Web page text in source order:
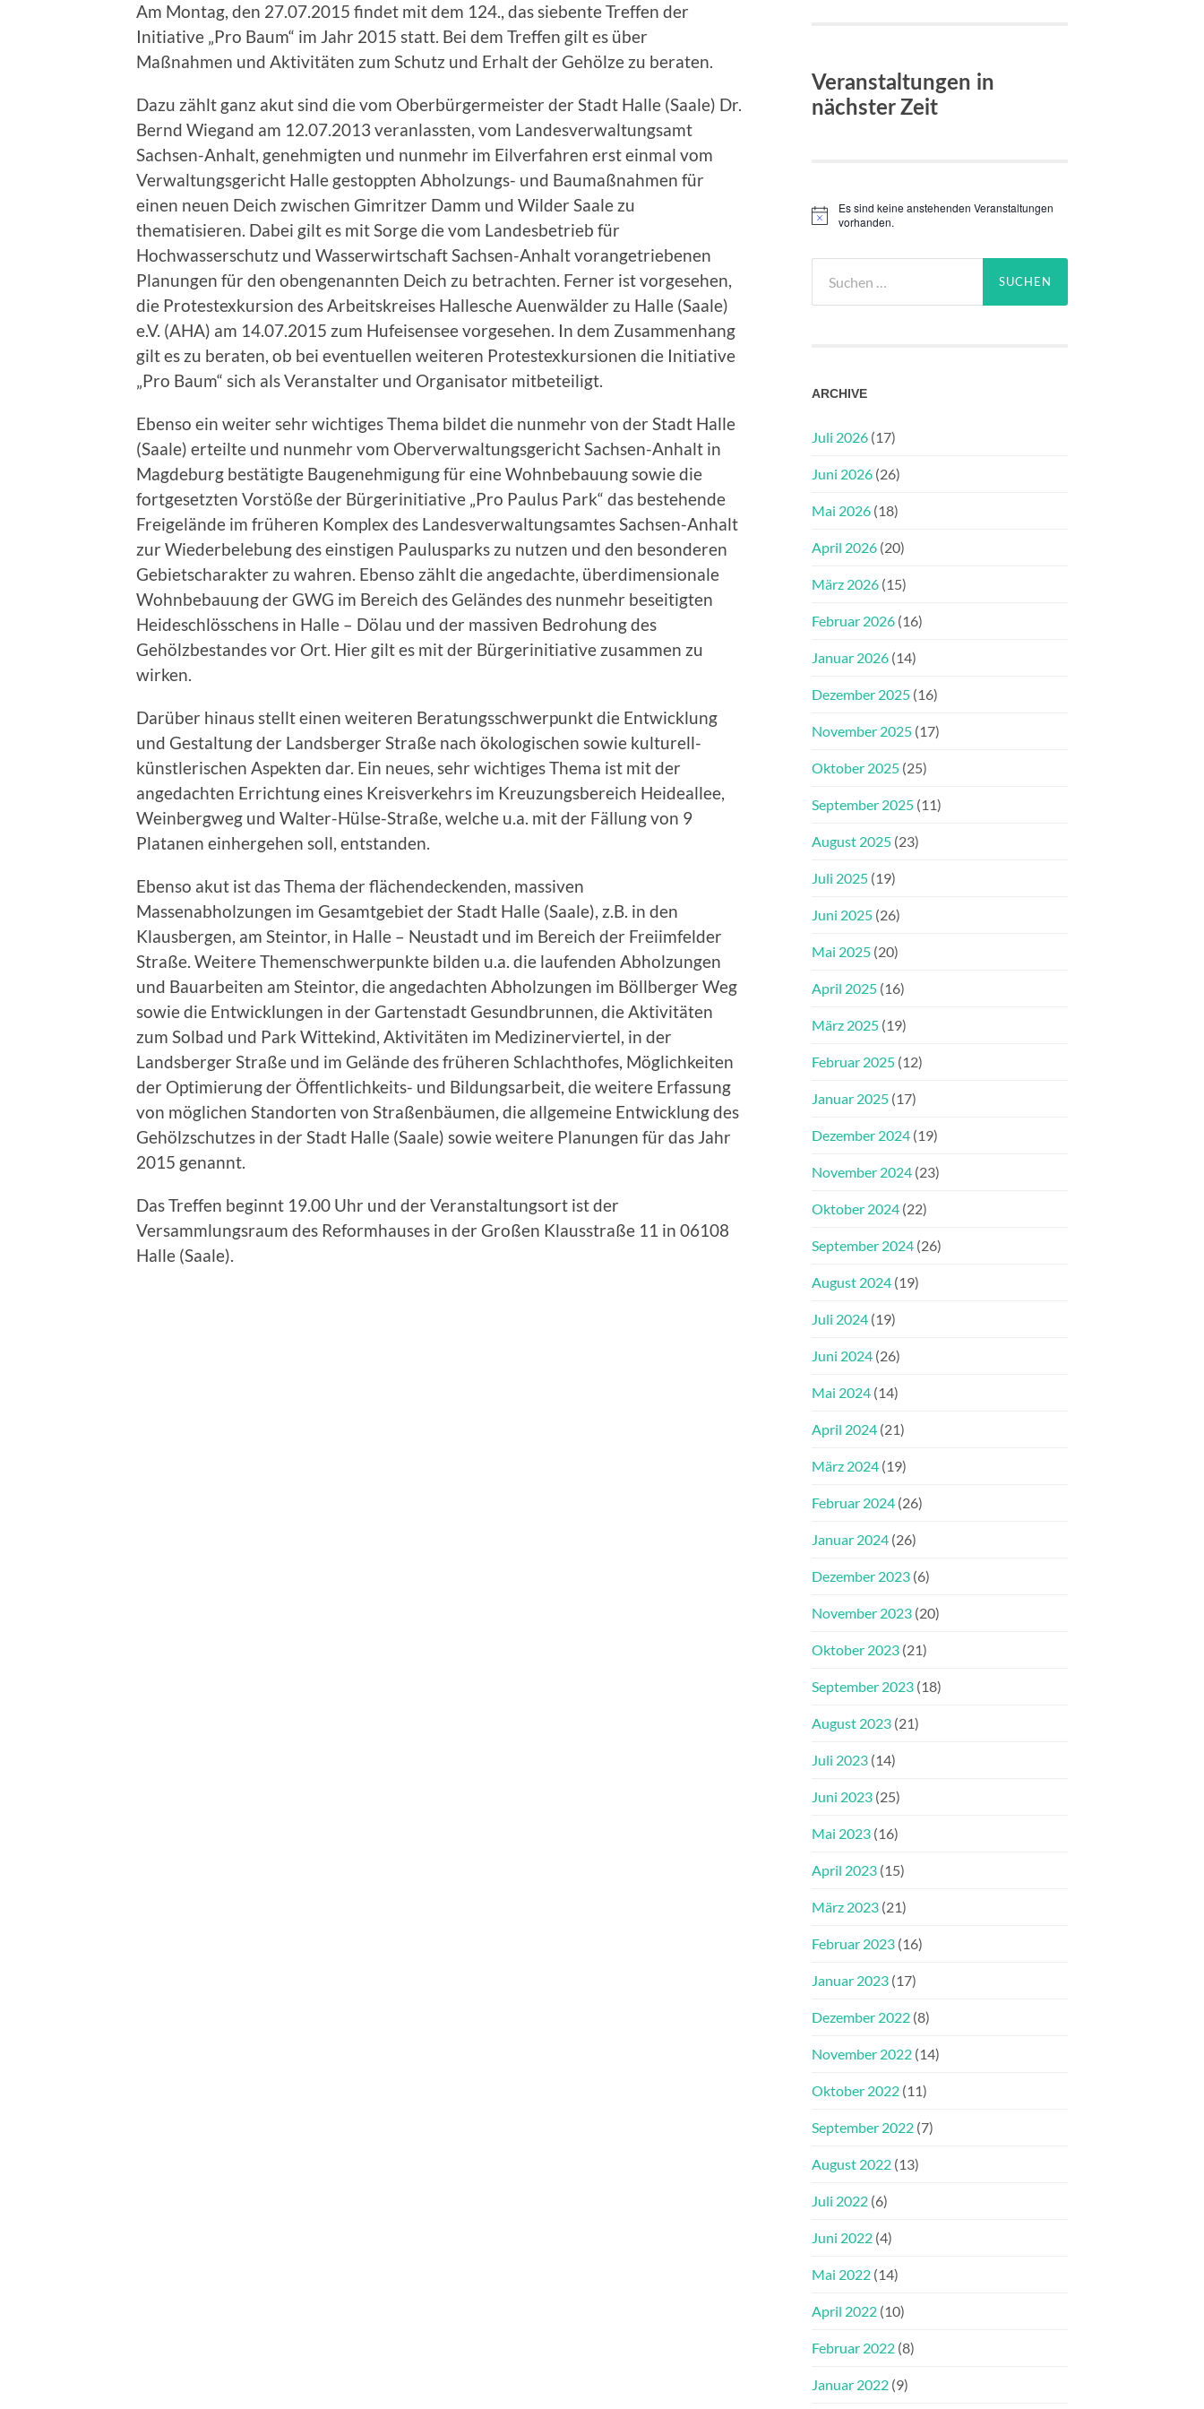
Am Montag, den 27.07.2015 findet mit dem 124., das siebente Treffen der
Initiative „Pro Baum“ im Jahr 2015 statt. Bei dem Treffen gilt es über
Maßnahmen und Aktivitäten zum Schutz und Erhalt der Gehölze zu beraten.
Dazu zählt ganz akut sind die vom Oberbürgermeister der Stadt Halle (Saale) Dr.
Bernd Wiegand am 12.07.2013 veranlassten, vom Landesverwaltungsamt
Sachsen-Anhalt, genehmigten und nunmehr im Eilverfahren erst einmal vom
Verwaltungsgericht Halle gestoppten Abholzungs- und Baumaßnahmen für
einen neuen Deich zwischen Gimritzer Damm und Wilder Saale zu
thematisieren. Dabei gilt es mit Sorge die vom Landesbetrieb für
Hochwasserschutz und Wasserwirtschaft Sachsen-Anhalt vorangetriebenen
Planungen für den obengenannten Deich zu betrachten. Ferner ist vorgesehen,
die Protestexkursion des Arbeitskreises Hallesche Auenwälder zu Halle (Saale)
e.V. (AHA) am 14.07.2015 zum Hufeisensee vorgesehen. In dem Zusammenhang
gilt es zu beraten, ob bei eventuellen weiteren Protestexkursionen die Initiative
„Pro Baum“ sich als Veranstalter und Organisator mitbeteiligt.
Ebenso ein weiter sehr wichtiges Thema bildet die nunmehr von der Stadt Halle
(Saale) erteilte und nunmehr vom Oberverwaltungsgericht Sachsen-Anhalt in
Magdeburg bestätigte Baugenehmigung für eine Wohnbebauung sowie die
fortgesetzten Vorstöße der Bürgerinitiative „Pro Paulus Park“ das bestehende
Freigelände im früheren Komplex des Landesverwaltungsamtes Sachsen-Anhalt
zur Wiederbelebung des einstigen Paulusparks zu nutzen und den besonderen
Gebietscharakter zu wahren. Ebenso zählt die angedachte, überdimensionale
Wohnbebauung der GWG im Bereich des Geländes des nunmehr beseitigten
Heideschlösschens in Halle – Dölau und der massiven Bedrohung des
Gehölzbestandes vor Ort. Hier gilt es mit der Bürgerinitiative zusammen zu
wirken.
Darüber hinaus stellt einen weiteren Beratungsschwerpunkt die Entwicklung
und Gestaltung der Landsberger Straße nach ökologischen sowie kulturell-
künstlerischen Aspekten dar. Ein neues, sehr wichtiges Thema ist mit der
angedachten Errichtung eines Kreisverkehrs im Kreuzungsbereich Heideallee,
Weinbergweg und Walter-Hülse-Straße, welche u.a. mit der Fällung von 9
Platanen einhergehen soll, entstanden.
Ebenso akut ist das Thema der flächendeckenden, massiven
Massenabholzungen im Gesamtgebiet der Stadt Halle (Saale), z.B. in den
Klausbergen, am Steintor, in Halle – Neustadt und im Bereich der Freiimfelder
Straße. Weitere Themenschwerpunkte bilden u.a. die laufenden Abholzungen
und Bauarbeiten am Steintor, die angedachten Abholzungen im Böllberger Weg
sowie die Entwicklungen in der Gartenstadt Gesundbrunnen, die Aktivitäten
zum Solbad und Park Wittekind, Aktivitäten im Medizinerviertel, in der
Landsberger Straße und im Gelände des früheren Schlachthofes, Möglichkeiten
der Optimierung der Öffentlichkeits- und Bildungsarbeit, die weitere Erfassung
von möglichen Standorten von Straßenbäumen, die allgemeine Entwicklung des
Gehölzschutzes in der Stadt Halle (Saale) sowie weitere Planungen für das Jahr
2015 genannt.
Das Treffen beginnt 19.00 Uhr und der Veranstaltungsort ist der
Versammlungsraum des Reformhauses in der Großen Klausstraße 11 in 06108
Halle (Saale).
Veranstaltungen in
nächster Zeit
Hinweis
Es sind keine anstehenden Veranstaltungen
vorhanden.
nach:
ARCHIVE
Juli 2026 (17)
Juni 2026 (26)
Mai 2026 (18)
April 2026 (20)
März 2026 (15)
Februar 2026 (16)
Januar 2026 (14)
Dezember 2025 (16)
November 2025 (17)
Oktober 2025 (25)
September 2025 (11)
August 2025 (23)
Juli 2025 (19)
Juni 2025 (26)
Mai 2025 (20)
April 2025 (16)
März 2025 (19)
Februar 2025 (12)
Januar 2025 (17)
Dezember 2024 (19)
November 2024 (23)
Oktober 2024 (22)
September 2024 (26)
August 2024 (19)
Juli 2024 (19)
Juni 2024 (26)
Mai 2024 (14)
April 2024 (21)
März 2024 (19)
Februar 2024 (26)
Januar 2024 (26)
Dezember 2023 (6)
November 2023 (20)
Oktober 2023 (21)
September 2023 (18)
August 2023 (21)
Juli 2023 (14)
Juni 2023 (25)
Mai 2023 (16)
April 2023 (15)
März 2023 (21)
Februar 2023 (16)
Januar 2023 (17)
Dezember 2022 (8)
November 2022 (14)
Oktober 2022 (11)
September 2022 (7)
August 2022 (13)
Juli 2022 (6)
Juni 2022 (4)
Mai 2022 (14)
April 2022 (10)
Februar 2022 (8)
Januar 2022 (9)